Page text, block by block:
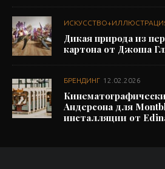
Дикая природа из
картона от Джоша
БРЕНДИНГ 12.02.2026
Андерсона для
инсталляции от